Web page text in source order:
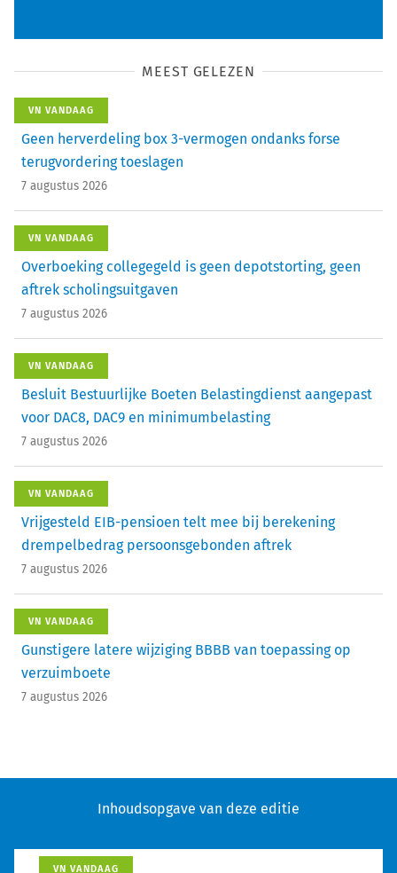
MEEST GELEZEN
VN VANDAAG
Geen herverdeling box 3-vermogen ondanks forse
terugvordering toeslagen
7 augustus 2026
VN VANDAAG
Overboeking collegegeld is geen depotstorting, geen
aftrek scholingsuitgaven
7 augustus 2026
VN VANDAAG
Besluit Bestuurlijke Boeten Belastingdienst aangepast
voor DAC8, DAC9 en minimumbelasting
7 augustus 2026
VN VANDAAG
Vrijgesteld EIB-pensioen telt mee bij berekening
drempelbedrag persoonsgebonden aftrek
7 augustus 2026
VN VANDAAG
Gunstigere latere wijziging BBBB van toepassing op
verzuimboete
7 augustus 2026
Inhoudsopgave van deze editie
VN VANDAAG